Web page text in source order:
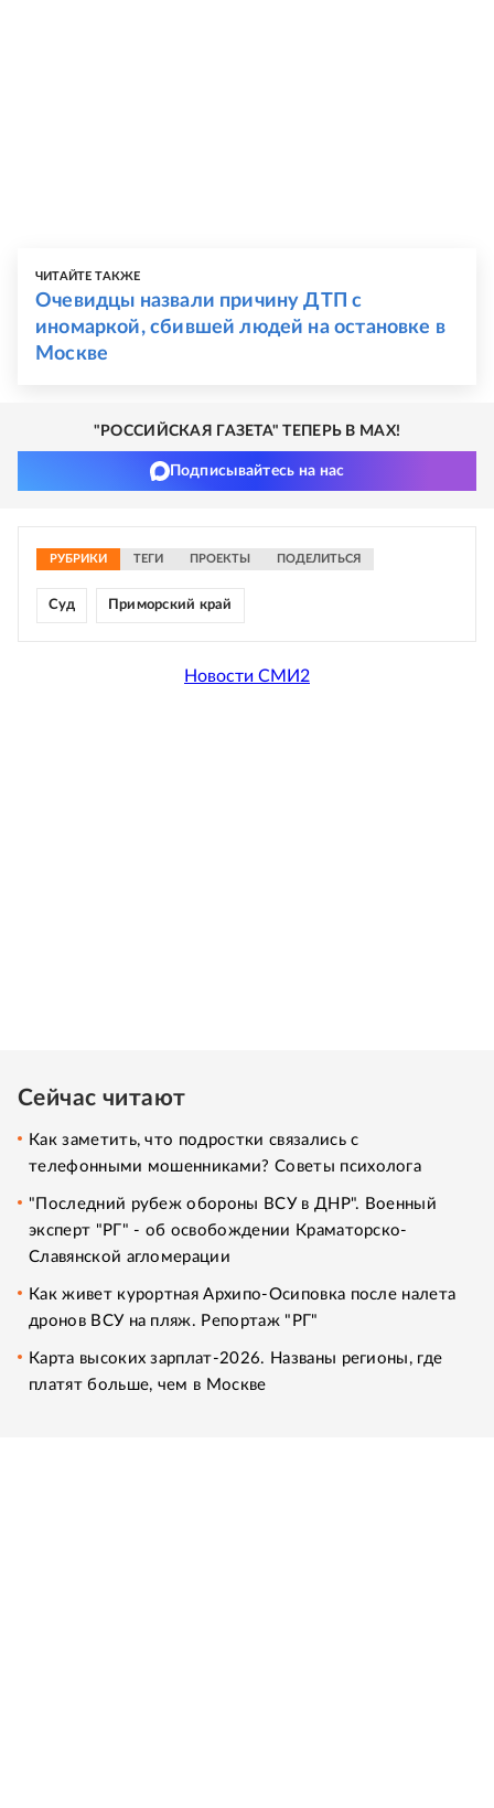
ЧИТАЙТЕ ТАКЖЕ
Очевидцы назвали причину ДТП с
иномаркой, сбившей людей на остановке в
Москве
"РОССИЙСКАЯ ГАЗЕТА" ТЕПЕРЬ В MAX!
Подписывайтесь на нас
РУБРИКИ ТЕГИ ПРОЕКТЫ ПОДЕЛИТЬСЯ
Суд Приморский край
Новости СМИ2
Сейчас читают
Как заметить, что подростки связались с
телефонными мошенниками? Советы психолога
"Последний рубеж обороны ВСУ в ДНР". Военный
эксперт "РГ" - об освобождении Краматорско-
Славянской агломерации
Как живет курортная Архипо-Осиповка после налета
дронов ВСУ на пляж. Репортаж "РГ"
Карта высоких зарплат-2026. Названы регионы, где
платят больше, чем в Москве